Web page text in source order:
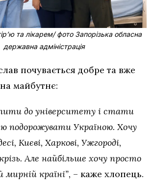
та лікарем/ фото Запорізька обласна
державна адміністрація
почувається добре та вже
майбутнє:
до університету і стати
подорожувати Україною. Хочу
Києві, Харкові, Ужгороді,
Але найбільше хочу просто
країні”, – каже хлопець.